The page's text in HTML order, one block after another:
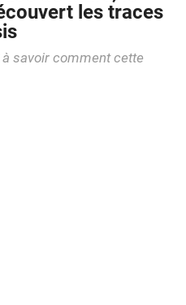
les traces
savoir comment cette